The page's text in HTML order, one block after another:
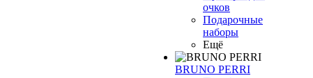
очков
Подарочные
наборы
Ещё
BRUNO PERRI